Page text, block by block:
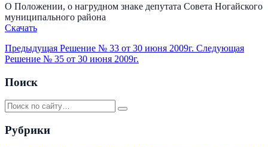
О Положении, о нагрудном знаке депутата Совета Ногайского
муниципального района
Скачать
Предыдущая Решение № 33 от 30 июня 2009г. Следующая
Решение № 35 от 30 июня 2009г.
Поиск
Рубрики